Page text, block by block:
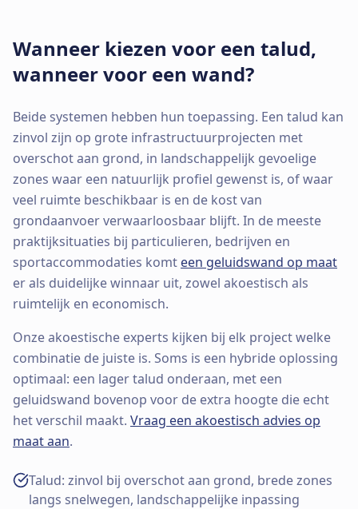
Wanneer kiezen voor een talud,
wanneer voor een wand?
Beide systemen hebben hun toepassing. Een talud kan
zinvol zijn op grote infrastructuurprojecten met
overschot aan grond, in landschappelijk gevoelige
zones waar een natuurlijk profiel gewenst is, of waar
veel ruimte beschikbaar is en de kost van
grondaanvoer verwaarloosbaar blijft. In de meeste
praktijksituaties bij particulieren, bedrijven en
sportaccommodaties komt een geluidswand op maat
er als duidelijke winnaar uit, zowel akoestisch als
ruimtelijk en economisch.
Onze akoestische experts kijken bij elk project welke
combinatie de juiste is. Soms is een hybride oplossing
optimaal: een lager talud onderaan, met een
geluidswand bovenop voor de extra hoogte die echt
het verschil maakt. Vraag een akoestisch advies op
maat aan.
Talud: zinvol bij overschot aan grond, brede zones
langs snelwegen, landschappelijke inpassing